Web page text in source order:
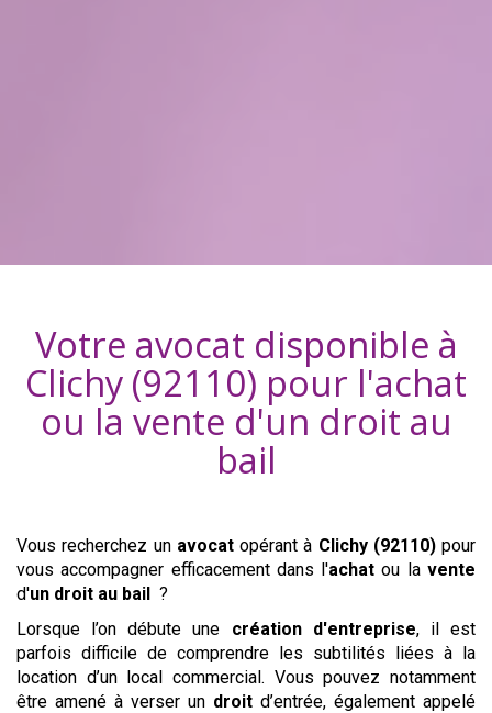
Votre avocat disponible à
Clichy (92110) pour l'achat
ou la vente d'un droit au
bail
Vous recherchez un avocatopérant à Clichy (92110) pour
vous accompagner efficacement dans l'achat ou lavente
d'un droit au bail ?
Lorsque l’on débute une création d'entreprise, il est
parfois difficile de comprendre les subtilités liées à la
location d’un local commercial. Vous pouvez notamment
être amené à verser un droit d’entrée, également appelé